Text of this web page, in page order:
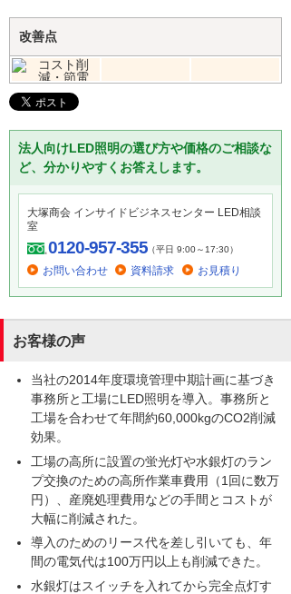
改善点
法人向けLED照明の選び方や価格のご相談な
ど、分かりやすくお答えします。
大塚商会 インサイドビジネスセンター LED相談
室
0120-957-355（平日 9:00～17:30）
お問い合わせ 資料請求 お見積り
お客様の声
当社の2014年度環境管理中期計画に基づき
事務所と工場にLED照明を導入。事務所と
工場を合わせて年間約60,000kgのCO2削減
効果。
工場の高所に設置の蛍光灯や水銀灯のラン
プ交換のための高所作業車費用（1回に数万
円）、産廃処理費用などの手間とコストが
大幅に削減された。
導入のためのリース代を差し引いても、年
間の電気代は100万円以上も削減できた。
水銀灯はスイッチを入れてから完全点灯す